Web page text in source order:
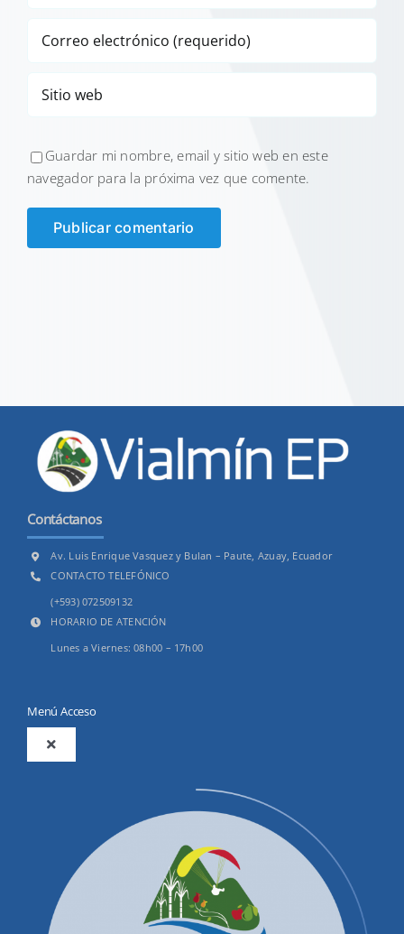
Guardar mi nombre, email y sitio web en este
navegador para la próxima vez que comente.
Contáctanos
Av. Luis Enrique Vasquez y Bulan – Paute, Azuay, Ecuador
CONTACTO TELEFÓNICO
(+593) 072509132
HORARIO DE ATENCIÓN
Lunes a Viernes: 08h00 – 17h00
Menú Acceso
Toggle
Productos y Servicios
Convocatorias Precalificación